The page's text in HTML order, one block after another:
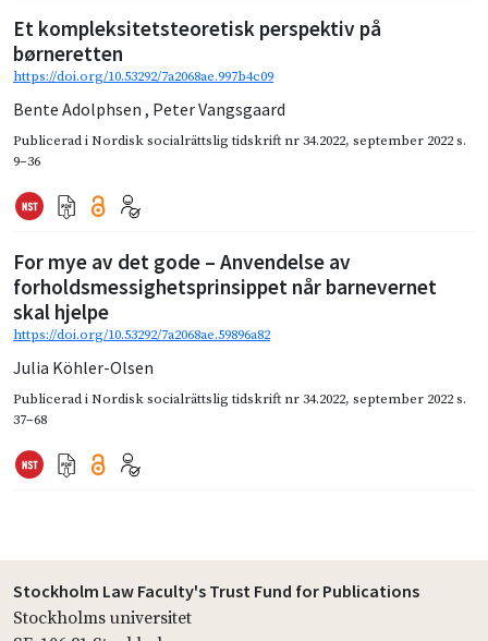
Et kompleksitetsteoretisk perspektiv på
børneretten
https://doi.org/10.53292/7a2068ae.997b4c09
Bente Adolphsen , Peter Vangsgaard
Publicerad iNordisk socialrättslig tidskrift nr 34.2022, september 2022s.
9–36
For mye av det gode – Anvendelse av
forholdsmessighetsprinsippet når barnevernet
skal hjelpe
https://doi.org/10.53292/7a2068ae.59896a82
Julia Köhler-Olsen
Publicerad iNordisk socialrättslig tidskrift nr 34.2022, september 2022s.
37–68
Stockholm Law Faculty's Trust Fund for Publications
Stockholms universitet